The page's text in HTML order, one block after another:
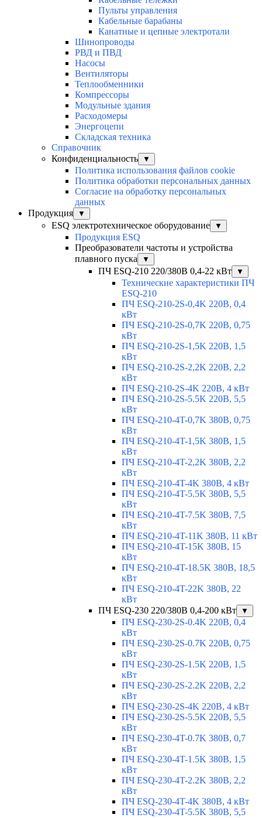
Пульты управления
Кабельные барабаны
Канатные и цепные электротали
Шинопроводы
РВД и ПВД
Насосы
Вентиляторы
Теплообменники
Компрессоры
Модульные здания
Расходомеры
Энергоцепи
Складская техника
Справочник
Конфиденциальность
▼
Политика использования файлов cookie
Политика обработки персональных данных
Согласие на обработку персональных
данных
Продукция
▼
ESQ электротехническое оборудование ▼
Продукция ESQ
Преобразователи частоты и устройства
плавного пуска
▼
ПЧ ESQ-210 220/380В 0,4-22 кВт ▼
Технические характеристики ПЧ
ESQ-210
ПЧ ESQ-210-2S-0,4K 220В, 0,4
кВт
ПЧ ESQ-210-2S-0,7K 220В, 0,75
кВт
ПЧ ESQ-210-2S-1,5K 220В, 1,5
кВт
ПЧ ESQ-210-2S-2,2K 220В, 2,2
кВт
ПЧ ESQ-210-2S-4K 220В, 4 кВт
ПЧ ESQ-210-2S-5.5K 220В, 5,5
кВт
ПЧ ESQ-210-4T-0,7K 380В, 0,75
кВт
ПЧ ESQ-210-4T-1,5K 380В, 1,5
кВт
ПЧ ESQ-210-4T-2,2K 380В, 2,2
кВт
ПЧ ESQ-210-4T-4K 380В, 4 кВт
ПЧ ESQ-210-4T-5.5K 380В, 5,5
кВт
ПЧ ESQ-210-4T-7.5K 380В, 7,5
кВт
ПЧ ESQ-210-4T-11K 380В, 11 кВт
ПЧ ESQ-210-4T-15K 380В, 15
кВт
ПЧ ESQ-210-4T-18.5K 380В, 18,5
кВт
ПЧ ESQ-210-4T-22K 380В, 22
кВт
ПЧ ESQ-230 220/380В 0,4-200 кВт
▼
ПЧ ESQ-230-2S-0.4K 220В, 0,4
кВт
ПЧ ESQ-230-2S-0.7K 220В, 0,75
кВт
ПЧ ESQ-230-2S-1.5K 220В, 1,5
кВт
ПЧ ESQ-230-2S-2.2K 220В, 2,2
кВт
ПЧ ESQ-230-2S-4K 220В, 4 кВт
ПЧ ESQ-230-2S-5.5K 220В, 5,5
кВт
ПЧ ESQ-230-4T-0.7K 380В, 0,7
кВт
ПЧ ESQ-230-4T-1.5K 380В, 1,5
кВт
ПЧ ESQ-230-4T-2.2K 380В, 2,2
кВт
ПЧ ESQ-230-4T-4K 380В, 4 кВт
ПЧ ESQ-230-4T-5.5K 380В, 5,5